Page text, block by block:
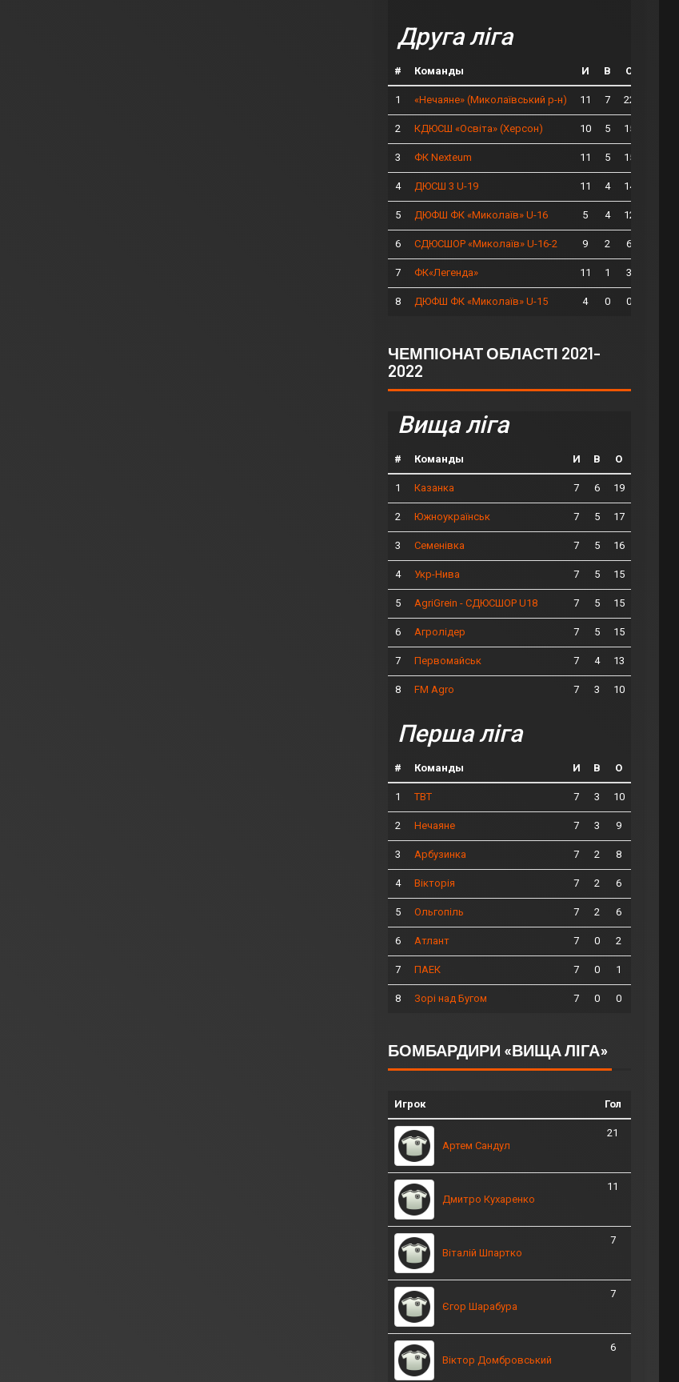
Друга ліга
# Команды И В О
1 «Нечаяне» (Миколаївський р-н) 11 7 22
2 КДЮСШ «Освіта» (Херсон) 10 5 15
3 ФК Nexteum 11 5 15
4 ДЮСШ 3 U-19 11 4 14
5 ДЮФШ ФК «Миколаїв» U-16 5 4 12
6 СДЮСШОР «Миколаїв» U-16-2 9 2 6
7 ФК«Легенда» 11 1 3
8 ДЮФШ ФК «Миколаїв» U-15 4 0 0
ЧЕМПІОНАТ ОБЛАСТІ 2021-
2022
Вища ліга
# Команды И В О
1 Казанка 7 6 19
2 Южноукраїнськ 7 5 17
3 Семенівка 7 5 16
4 Укр-Нива 7 5 15
5 AgriGrein - СДЮСШОР U18 7 5 15
6 Агролідер 7 5 15
7 Первомайськ 7 4 13
8 FM Agro 7 3 10
Перша ліга
# Команды И В О
1 ТВТ 7 3 10
2 Нечаяне 7 3 9
3 Арбузинка 7 2 8
4 Вікторія 7 2 6
5 Ольгопіль 7 2 6
6 Атлант 7 0 2
7 ПАЕК 7 0 1
8 Зорі над Бугом 7 0 0
БОМБАРДИРИ «ВИЩА ЛІГА»
Игрок Гол
Артем Сандул
21
Дмитро Кухаренко
11
Віталій Шпартко
7
Єгор Шарабура
7
Віктор Домбровський
6